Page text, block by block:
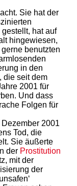
Sie hat der
hat auf
hingewiesen,
benutzten
in den
die seit dem
2001 für
Und dass
Folgen für
2001
Tod, die
Sie äußerte
der Prostitution
mit der
der